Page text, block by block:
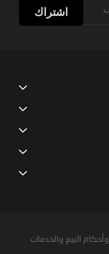
اشتراك
وأحكام البيع والخدمات